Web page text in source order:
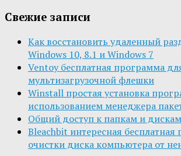
Свежие записи
Как восстановить удаленный
Windows 10, 8.1 и Windows 7
Ventoy бесплатная программа
мультизагрузочной флешки
Winstall простая установка
использованием менеджера
Общий доступ к папкам и
Bleachbit интересная
очистки диска компьютера от